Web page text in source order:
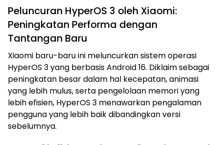
Peluncuran HyperOS 3 oleh Xiaomi:
Peningkatan Performa dengan
Tantangan Baru
Xiaomi baru-baru ini meluncurkan sistem operasi
HyperOS 3 yang berbasis Android 16. Diklaim sebagai
peningkatan besar dalam hal kecepatan, animasi
yang lebih mulus, serta pengelolaan memori yang
lebih efisien, HyperOS 3 menawarkan pengalaman
pengguna yang lebih baik dibandingkan versi
sebelumnya.